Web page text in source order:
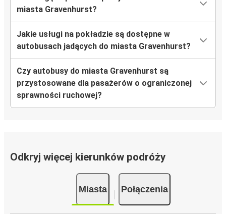
miasta Gravenhurst?
Jakie usługi na pokładzie są dostępne w
autobusach jadących do miasta Gravenhurst?
Czy autobusy do miasta Gravenhurst są
przystosowane dla pasażerów o ograniczonej
sprawności ruchowej?
Odkryj więcej kierunków podróży
Miasta Połączenia